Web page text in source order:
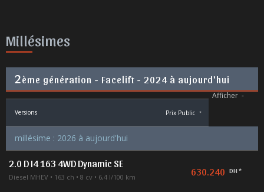
Millésimes
2ème génération - Facelift - 2024 à aujourd'hui
Afficher -
Versions Prix Public *
millésime : 2026 à aujourd'hui
2.0 D I4 163 4WD Dynamic SE
Diesel MHEV 163 ch 8 cv 6,4 l/100 km 630.240 DH *